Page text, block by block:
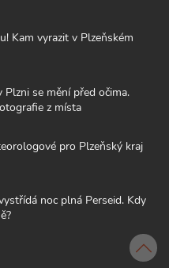
Kam vyrazit v Plzeňském
Plzni se mění před očima.
z místa
pro Plzeňský kraj
noc plná Perseid. Kdy